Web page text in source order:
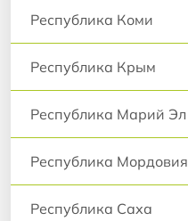
Республика Коми
Республика Крым
Республика Марий Эл
Республика Мордовия
Республика Саха